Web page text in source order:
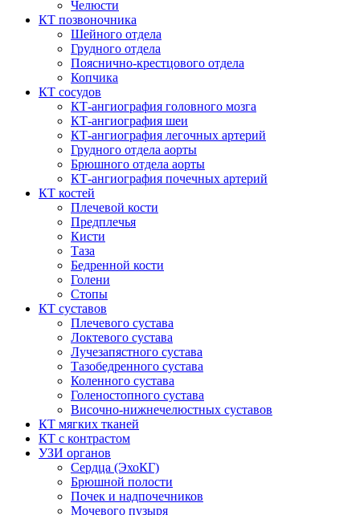
Челюсти
КТ позвоночника
Шейного отдела
Грудного отдела
Пояснично-крестцового отдела
Копчика
КТ сосудов
КТ-ангиография головного мозга
КТ-ангиография шеи
КТ-ангиография легочных артерий
Грудного отдела аорты
Брюшного отдела аорты
КТ-ангиография почечных артерий
КТ костей
Плечевой кости
Предплечья
Кисти
Таза
Бедренной кости
Голени
Стопы
КТ суставов
Плечевого сустава
Локтевого сустава
Лучезапястного сустава
Тазобедренного сустава
Коленного сустава
Голеностопного сустава
Височно-нижнечелюстных суставов
КТ мягких тканей
КТ с контрастом
УЗИ органов
Сердца (ЭхоКГ)
Брюшной полости
Почек и надпочечников
Мочевого пузыря